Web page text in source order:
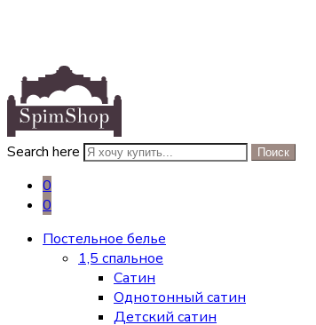
Search here Поиск
0
0
Постельное белье
1,5 спальное
Сатин
Однотонный сатин
Детский сатин